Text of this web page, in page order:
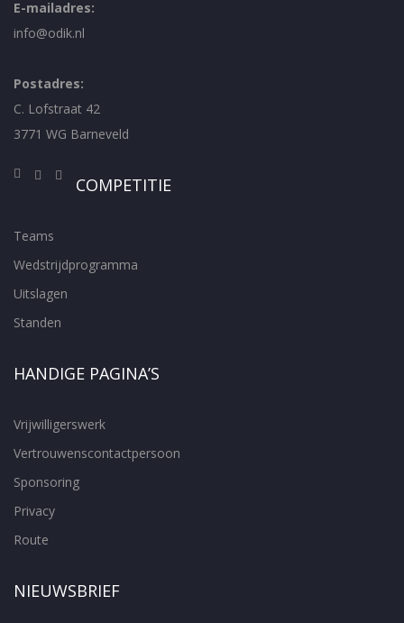
E-mailadres:
info@odik.nl
Postadres:
C. Lofstraat 42
3771 WG Barneveld
COMPETITIE
Teams
Wedstrijdprogramma
Uitslagen
Standen
HANDIGE PAGINA’S
Vrijwilligerswerk
Vertrouwenscontactpersoon
Sponsoring
Privacy
Route
NIEUWSBRIEF